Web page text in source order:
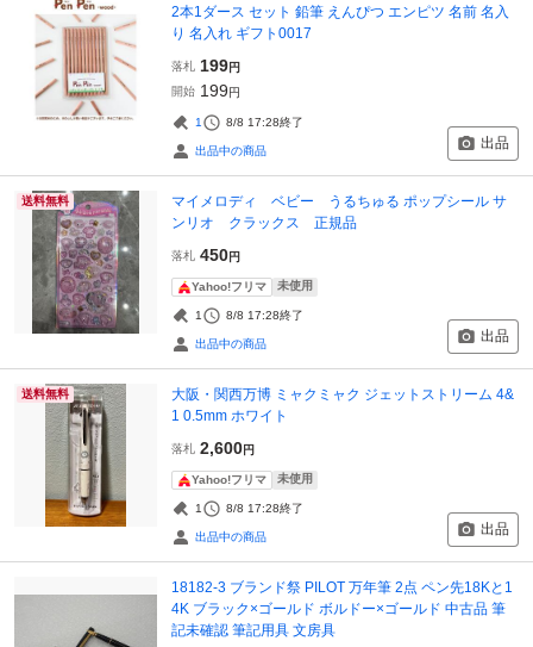
2本1ダース セット 鉛筆 えんぴつ エンピツ 名前 名入
り 名入れ ギフト0017
落札 199円
開始 199円
1 8/8 17:28終了
出品中の商品 出品
送料無料
マイメロディ ベビー うるちゅる ポップシール サ
ンリオ クラックス 正規品
落札 450円
Yahoo!フリマ 未使用
1 8/8 17:28終了
出品中の商品 出品
送料無料
大阪・関西万博 ミャクミャク ジェットストリーム 4&
1 0.5mm ホワイト
落札 2,600円
Yahoo!フリマ 未使用
1 8/8 17:28終了
出品中の商品 出品
18182-3 ブランド祭 PILOT 万年筆 2点 ペン先18Kと1
4K ブラック×ゴールド ボルドー×ゴールド 中古品 筆
記未確認 筆記用具 文房具